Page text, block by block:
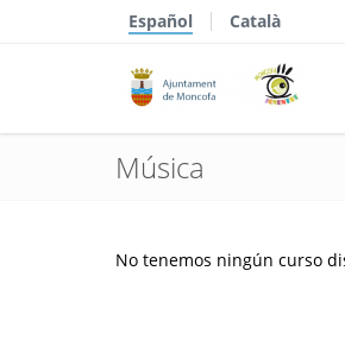
Español Català
Música
No tenemos ningún curso